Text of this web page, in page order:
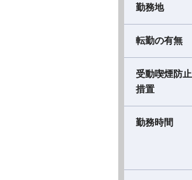
勤務地
転勤の有無
受動喫煙防止
措置
勤務時間